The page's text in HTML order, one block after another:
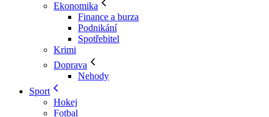
Ekonomika
Finance a burza
Podnikání
Spotřebitel
Krimi
Doprava
Nehody
Sport
Hokej
Fotbal